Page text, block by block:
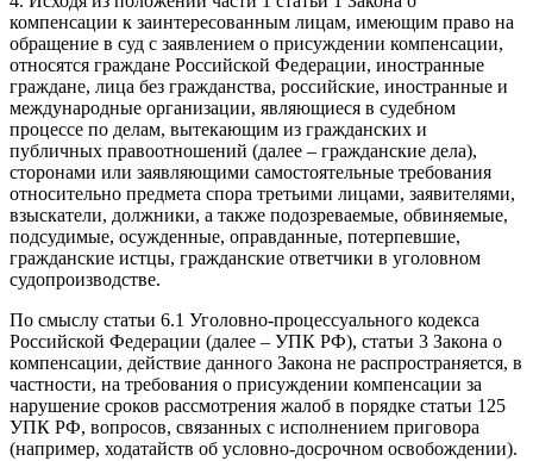
компенсации к заинтересованным лицам, имеющим право на
обращение в суд с заявлением о присуждении компенсации,
относятся граждане Российской Федерации, иностранные
граждане, лица без гражданства, российские, иностранные и
международные организации, являющиеся в судебном
процессе по делам, вытекающим из гражданских и
публичных правоотношений (далее – гражданские дела),
сторонами или заявляющими самостоятельные требования
относительно предмета спора третьими лицами, заявителями,
взыскатели, должники, а также подозреваемые, обвиняемые,
подсудимые, осужденные, оправданные, потерпевшие,
гражданские истцы, гражданские ответчики в уголовном
судопроизводстве.
По смыслу статьи 6.1 Уголовно-процессуального кодекса
Российской Федерации (далее – УПК РФ), статьи 3 Закона о
компенсации, действие данного Закона не распространяется, в
частности, на требования о присуждении компенсации за
нарушение сроков рассмотрения жалоб в порядке статьи 125
УПК РФ, вопросов, связанных с исполнением приговора
(например, ходатайств об условно-досрочном освобождении).